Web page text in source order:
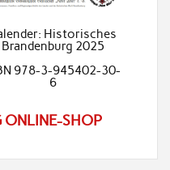
Historisches
Brandenburg 2025
978-3-945402-30-
6
ONLINE-SHOP